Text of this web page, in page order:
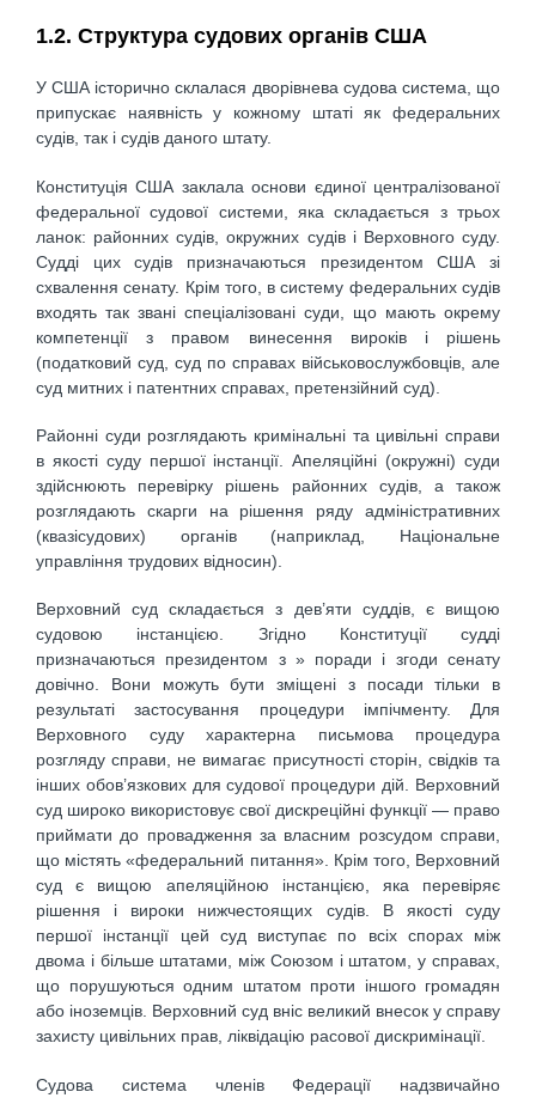
1.2. Структура судових органів США
У США історично склалася дворівнева судова система, що
припускає наявність у кожному штаті як федеральних
судів, так і судів даного штату.
Конституція США заклала основи єдиної централізованої
федеральної судової системи, яка складається з трьох
ланок: районних судів, окружних судів і Верховного суду.
Судді цих судів призначаються президентом США зі
схвалення сенату. Крім того, в систему федеральних судів
входять так звані спеціалізовані суди, що мають окрему
компетенції з правом винесення вироків і рішень
(податковий суд, суд по справах військовослужбовців, але
суд митних і патентних справах, претензійний суд).
Районні суди розглядають кримінальні та цивільні справи
в якості суду першої інстанції. Апеляційні (окружні) суди
здійснюють перевірку рішень районних судів, а також
розглядають скарги на рішення ряду адміністративних
(квазісудових) органів (наприклад, Національне
управління трудових відносин).
Верховний суд складається з дев’яти суддів, є вищою
судовою інстанцією. Згідно Конституції судді
призначаються президентом з » поради і згоди сенату
довічно. Вони можуть бути зміщені з посади тільки в
результаті застосування процедури імпічменту. Для
Верховного суду характерна письмова процедура
розгляду справи, не вимагає присутності сторін, свідків та
інших обов’язкових для судової процедури дій. Верховний
суд широко використовує свої дискреційні функції — право
приймати до провадження за власним розсудом справи,
що містять «федеральний питання». Крім того, Верховний
суд є вищою апеляційною інстанцією, яка перевіряє
рішення і вироки нижчестоящих судів. В якості суду
першої інстанції цей суд виступає по всіх спорах між
двома і більше штатами, між Союзом і штатом, у справах,
що порушуються одним штатом проти іншого громадян
або іноземців. Верховний суд вніс великий внесок у справу
захисту цивільних прав, ліквідацію расової дискримінації.
Судова система членів Федерації надзвичайно